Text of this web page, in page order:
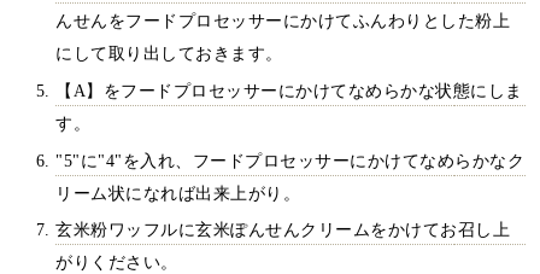
んせんをフードプロセッサーにかけてふんわりとした粉上
にして取り出しておきます。
【A】をフードプロセッサーにかけてなめらかな状態にしま
す。
"5"に"4"を入れ、フードプロセッサーにかけてなめらかなク
リーム状になれば出来上がり。
玄米粉ワッフルに玄米ぽんせんクリームをかけてお召し上
がりください。